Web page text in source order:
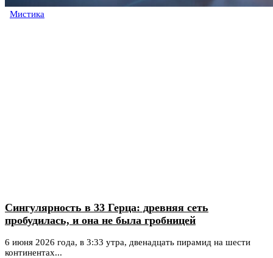
Мистика
Сингулярность в 33 Герца: древняя сеть
пробудилась, и она не была гробницей
6 июня 2026 года, в 3:33 утра, двенадцать пирамид на шести
континентах...